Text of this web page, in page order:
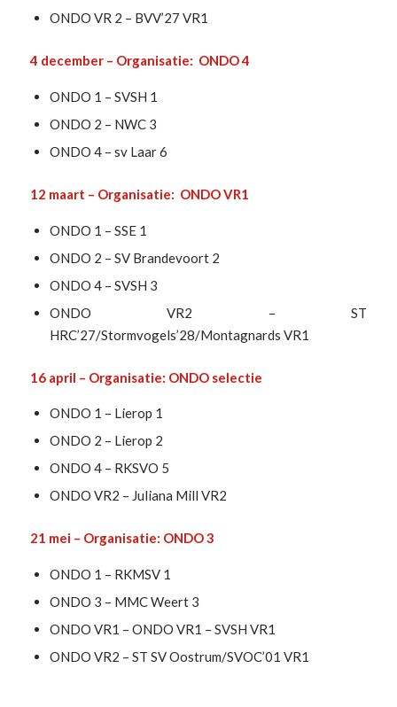
ONDO VR 2 – BVV’27 VR1
4 december – Organisatie: ONDO 4
ONDO 1 – SVSH 1
ONDO 2 – NWC 3
ONDO 4 – sv Laar 6
12 maart – Organisatie: ONDO VR1
ONDO 1 – SSE 1
ONDO 2 – SV Brandevoort 2
ONDO 4 – SVSH 3
ONDO VR2 – ST
HRC’27/Stormvogels’28/Montagnards VR1
16 april – Organisatie: ONDO selectie
ONDO 1 – Lierop 1
ONDO 2 – Lierop 2
ONDO 4 – RKSVO 5
ONDO VR2 – Juliana Mill VR2
21 mei – Organisatie: ONDO 3
ONDO 1 – RKMSV 1
ONDO 3 – MMC Weert 3
ONDO VR1 – ONDO VR1 – SVSH VR1
ONDO VR2 – ST SV Oostrum/SVOC’01 VR1